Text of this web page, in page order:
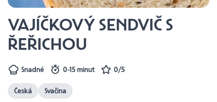
VAJÍČKOVÝ SENDVIČ S
ŘEŘICHOU
Snadné 0-15 minut 0/5
Česká Svačina